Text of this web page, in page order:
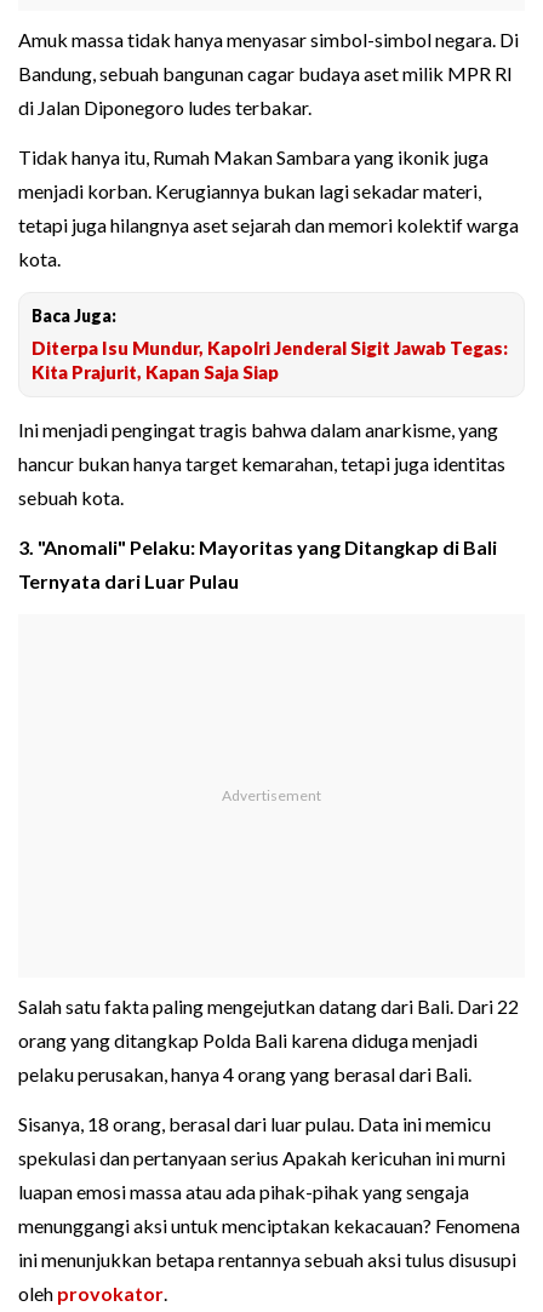
Amuk massa tidak hanya menyasar simbol-simbol negara. Di
Bandung, sebuah bangunan cagar budaya aset milik MPR RI
di Jalan Diponegoro ludes terbakar.
Tidak hanya itu, Rumah Makan Sambara yang ikonik juga
menjadi korban. Kerugiannya bukan lagi sekadar materi,
tetapi juga hilangnya aset sejarah dan memori kolektif warga
kota.
Baca Juga:
Diterpa Isu Mundur, Kapolri Jenderal Sigit Jawab Tegas:
Kita Prajurit, Kapan Saja Siap
Ini menjadi pengingat tragis bahwa dalam anarkisme, yang
hancur bukan hanya target kemarahan, tetapi juga identitas
sebuah kota.
3. "Anomali" Pelaku: Mayoritas yang Ditangkap di Bali
Ternyata dari Luar Pulau
Salah satu fakta paling mengejutkan datang dari Bali. Dari 22
orang yang ditangkap Polda Bali karena diduga menjadi
pelaku perusakan, hanya 4 orang yang berasal dari Bali.
Sisanya, 18 orang, berasal dari luar pulau. Data ini memicu
spekulasi dan pertanyaan serius Apakah kericuhan ini murni
luapan emosi massa atau ada pihak-pihak yang sengaja
menunggangi aksi untuk menciptakan kekacauan? Fenomena
ini menunjukkan betapa rentannya sebuah aksi tulus disusupi
oleh provokator.